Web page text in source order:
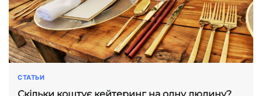
СТАТЬИ